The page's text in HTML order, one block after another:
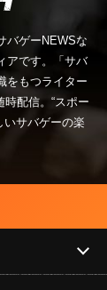
バゲーNEWSな
アです。「サバ
をもつライター
配信。“スポー
いサバゲーの楽